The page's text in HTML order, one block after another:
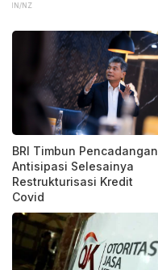
BRI Timbun Pencadangan,
Antisipasi Selesainya
Restrukturisasi Kredit
Covid